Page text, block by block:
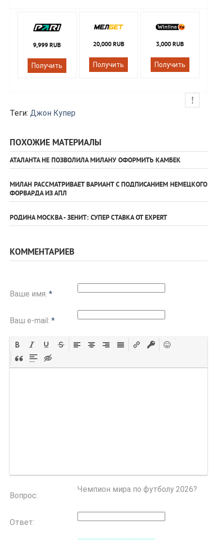
9,999 RUB
Получить
20,000 RUB
Получить
3,000 RUB
Получить
Теги: Джон Купер
ПОХОЖИЕ МАТЕРИАЛЫ
АТАЛАНТА НЕ ПОЗВОЛИЛА МИЛАНУ ОФОРМИТЬ КАМБЕК
МИЛАН РАССМАТРИВАЕТ ВАРИАНТ С ПОДПИСАНИЕМ НЕМЕЦКОГО
ФОРВАРДА ИЗ АПЛ
РОДИНА МОСКВА - ЗЕНИТ: СУПЕР СТАВКА ОТ EXPERT
КОММЕНТАРИЕВ
Ваше имя: *
Ваш e-mail: *
Вопрос:
Чемпион мира по футболу 2026?
Ответ: